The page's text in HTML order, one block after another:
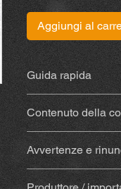
Aggiungi al
Guida rapida
Le istruzioni sono
Contenuto della
Supporto
materiale
Con colla(Sugru)
tampone alcolico
Avvertenze e
Acquistando e